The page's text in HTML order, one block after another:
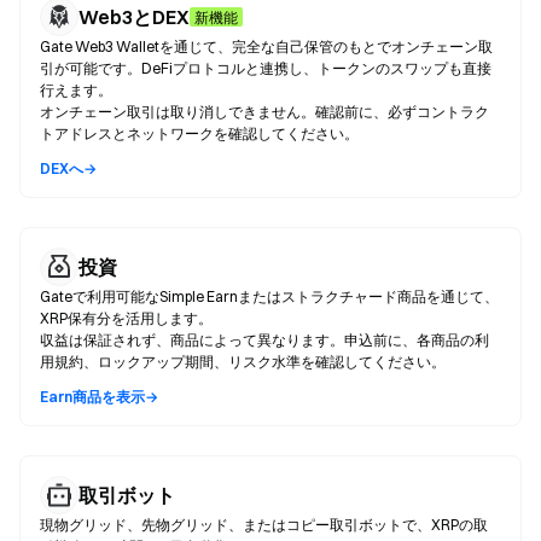
Web3とDEX 新機能
Gate Web3 Walletを通じて、完全な自己保管のもとでオンチェーン取
引が可能です。DeFiプロトコルと連携し、トークンのスワップも直接
行えます。
オンチェーン取引は取り消しできません。確認前に、必ずコントラク
トアドレスとネットワークを確認してください。
DEXへ→
投資
Gateで利用可能なSimple Earnまたはストラクチャード商品を通じて、
XRP保有分を活用します。
収益は保証されず、商品によって異なります。申込前に、各商品の利
用規約、ロックアップ期間、リスク水準を確認してください。
Earn商品を表示→
取引ボット
現物グリッド、先物グリッド、またはコピー取引ボットで、XRPの取